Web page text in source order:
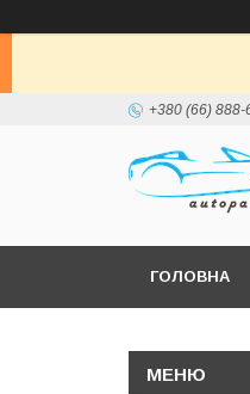
+380 (66) 888-
ГОЛОВНА